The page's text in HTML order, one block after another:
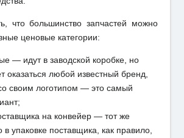
что большинство запчастей можно
ценовые категории:
— идут в заводской коробке, но
оказаться любой известный бренд,
своим логотипом — это самый
на конвейер — тот же
в упаковке поставщика, как правило,